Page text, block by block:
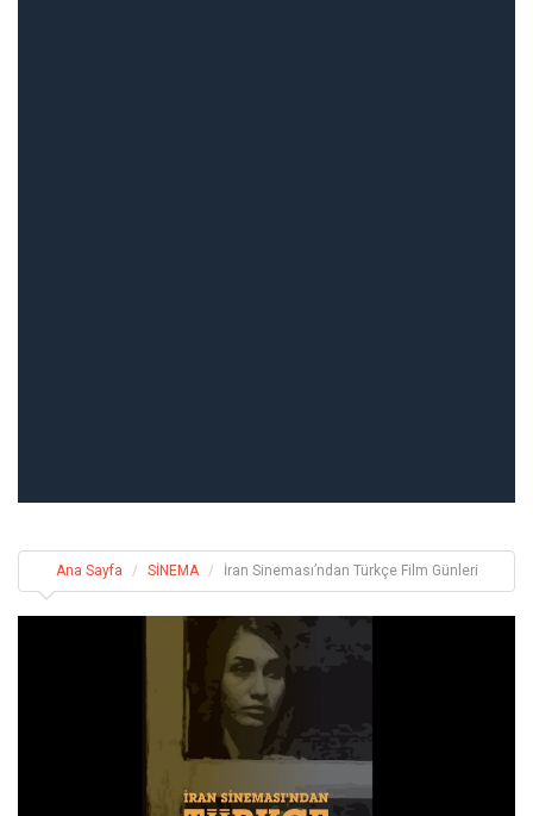
Ana Sayfa SİNEMA İran Sineması’ndan Türkçe Film Günleri